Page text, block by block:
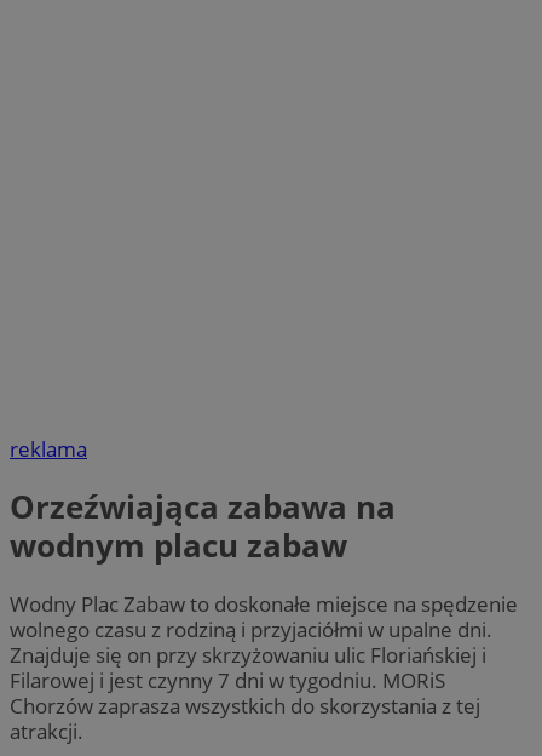
reklama
Orzeźwiająca zabawa na
wodnym placu zabaw
Wodny Plac Zabaw to doskonałe miejsce na spędzenie
wolnego czasu z rodziną i przyjaciółmi w upalne dni.
Znajduje się on przy skrzyżowaniu ulic Floriańskiej i
Filarowej i jest czynny 7 dni w tygodniu. MORiS
Chorzów zaprasza wszystkich do skorzystania z tej
atrakcji.